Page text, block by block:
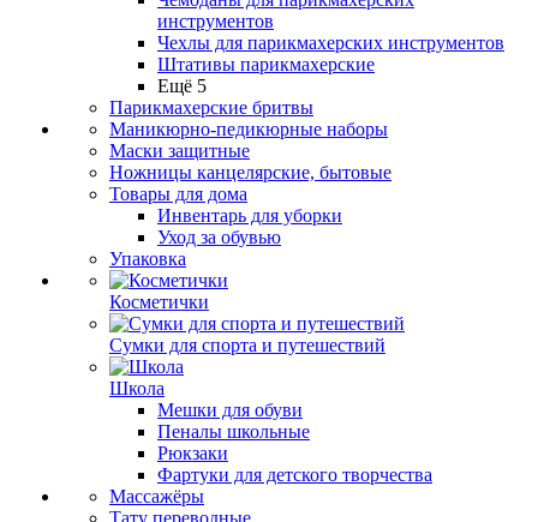
инструментов
Чехлы для парикмахерских инструментов
Штативы парикмахерские
Ещё 5
Парикмахерские бритвы
Маникюрно-педикюрные наборы
Маски защитные
Ножницы канцелярские, бытовые
Товары для дома
Инвентарь для уборки
Уход за обувью
Упаковка
Косметички
Сумки для спорта и путешествий
Школа
Мешки для обуви
Пеналы школьные
Рюкзаки
Фартуки для детского творчества
Массажёры
Тату переводные